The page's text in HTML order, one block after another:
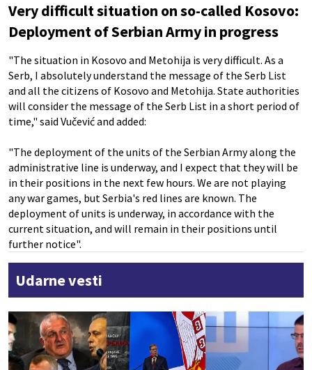
Very difficult situation on so-called Kosovo:
Deployment of Serbian Army in progress
"The situation in Kosovo and Metohija is very difficult. As a
Serb, I absolutely understand the message of the Serb List
and all the citizens of Kosovo and Metohija. State authorities
will consider the message of the Serb List in a short period of
time," said Vučević and added:
"The deployment of the units of the Serbian Army along the
administrative line is underway, and I expect that they will be
in their positions in the next few hours. We are not playing
any war games, but Serbia's red lines are known. The
deployment of units is underway, in accordance with the
current situation, and will remain in their positions until
further notice".
Udarne vesti